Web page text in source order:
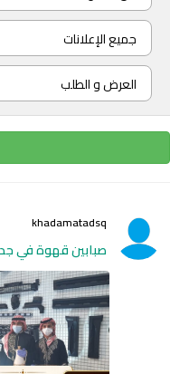
khadamatadsq
صبابين قهوة في جدة |